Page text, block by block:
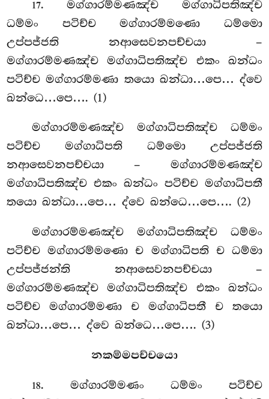
17. මග්ගාරම්මණඤ්ච මග්ගාධිපතිඤ්ච
ධම්මං පටිච්ච මග්ගාරම්මණො ධම්මො
උප්පජ්ජති නආසෙවනපච්චයා –
මග්ගාරම්මණඤ්ච මග්ගාධිපතිඤ්ච එකං ඛන්ධං
පටිච්ච මග්ගාරම්මණා තයො ඛන්ධා…පෙ… ද්වෙ
ඛන්ධෙ…පෙ…. (1)
මග්ගාරම්මණඤ්ච මග්ගාධිපතිඤ්ච ධම්මං
පටිච්ච මග්ගාධිපති ධම්මො උප්පජ්ජති
නආසෙවනපච්චයා – මග්ගාරම්මණඤ්ච
මග්ගාධිපතිඤ්ච එකං ඛන්ධං පටිච්ච මග්ගාධිපතී
තයො ඛන්ධා…පෙ… ද්වෙ ඛන්ධෙ…පෙ…. (2)
මග්ගාරම්මණඤ්ච මග්ගාධිපතිඤ්ච ධම්මං
පටිච්ච මග්ගාරම්මණො ච මග්ගාධිපති ච ධම්මා
උප්පජ්ජන්ති නආසෙවනපච්චයා –
මග්ගාරම්මණඤ්ච මග්ගාධිපතිඤ්ච එකං ඛන්ධං
පටිච්ච මග්ගාරම්මණා ච මග්ගාධිපතී ච තයො
ඛන්ධා…පෙ… ද්වෙ ඛන්ධෙ…පෙ…. (3)
නකම්මපච්චයො
18. මග්ගාරම්මණං ධම්මං පටිච්ච